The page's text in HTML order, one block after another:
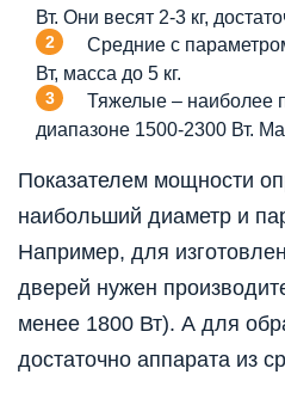
Вт. Они весят 2-3 кг,
Средние с
Вт, масса до 5 кг.
Тяжелые – наиболее
диапазоне 1500-2300 Вт.
Показателем мощности
наибольший диаметр и
Например, для
дверей нужен
менее 1800 Вт). А для
достаточно аппарата из